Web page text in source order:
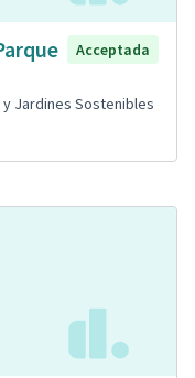
Acceptada
y Jardines Sostenibles